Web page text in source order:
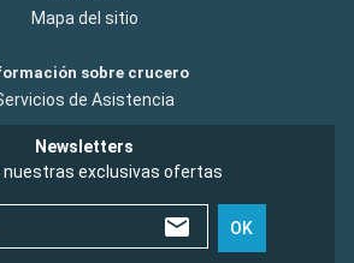
Mapa del sitio
sobre crucero
de Asistencia
Newsletters
nuestras exclusivas ofertas
OK